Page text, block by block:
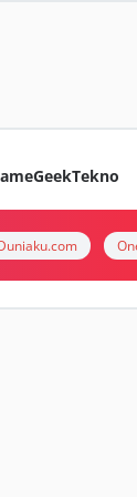
GeekTekno